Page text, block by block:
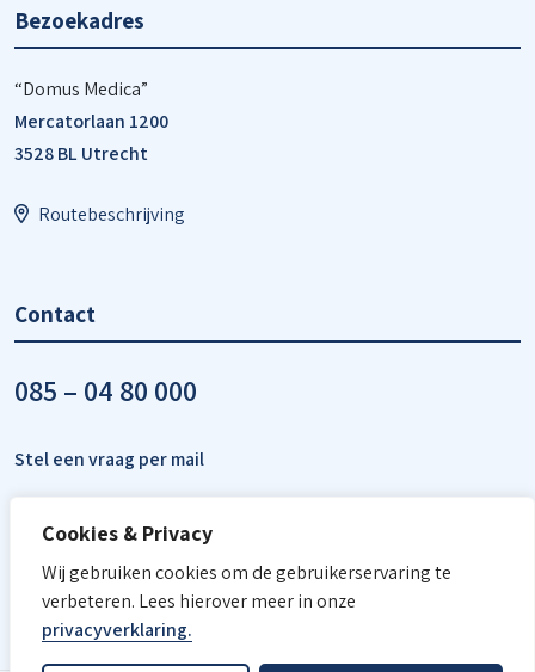
Cookies & Privacy
Wij gebruiken cookies om de gebruikerservaring te
verbeteren. Lees hierover meer in onze
privacyverklaring.
Bezoekadres
“Domus Medica”
Mercatorlaan 1200
3528 BL Utrecht
Routebeschrijving
Contact
085 – 04 80 000
Stel een vraag per mail